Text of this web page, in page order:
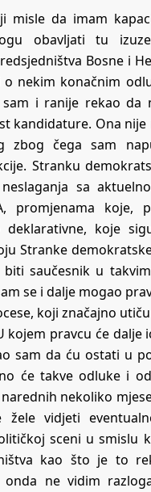
misle da imam
obavljati tu
Bosne i
nekim konačnim
i ranije rekao da
kandidature. Ona nije
zbog čega sam
Stranku
sa
promjenama koje,
deklarativne, koje
Stranke
saučesnik u
se i dalje mogao
koji značajno
kojem pravcu će dalje
sam da ću ostati u
će takve odluke i
nekoliko
vidjeti
sceni u smislu
kao što je to
onda ne vidim